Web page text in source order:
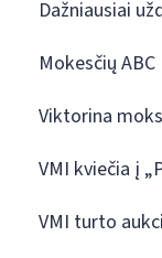
Dažniausiai
Mokesčių ABC
Viktorina
VMI kviečia į
VMI turto